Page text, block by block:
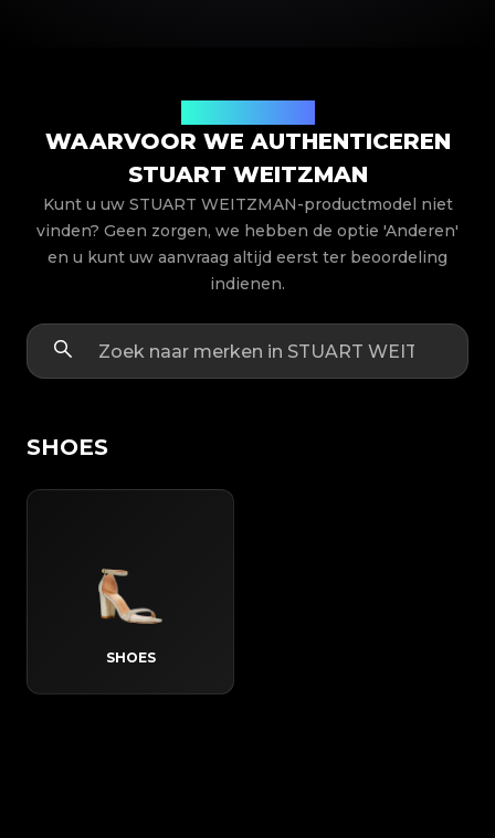
WAARVOOR WE AUTHENTICEREN
STUART WEITZMAN
Kunt u uw STUART WEITZMAN-productmodel niet
vinden? Geen zorgen, we hebben de optie 'Anderen'
en u kunt uw aanvraag altijd eerst ter beoordeling
indienen.
SHOES
SHOES